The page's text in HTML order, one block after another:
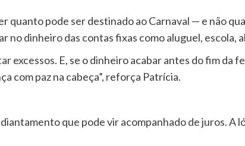
quanto pode ser destinado ao Carnaval — e não
no dinheiro das contas fixas como aluguel, escola,
excessos. E, se o dinheiro acabar antes do fim da
com paz na cabeça”, reforça Patrícia.
que pode vir acompanhado de juros. A